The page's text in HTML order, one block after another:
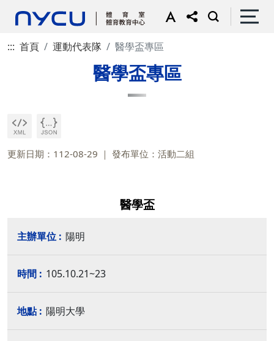
::: 首頁 運動代表隊 醫學盃專區
醫學盃專區
更新日期：112-08-29 發布單位：活動二組
醫學盃
陽明
105.10.21~23
陽明大學